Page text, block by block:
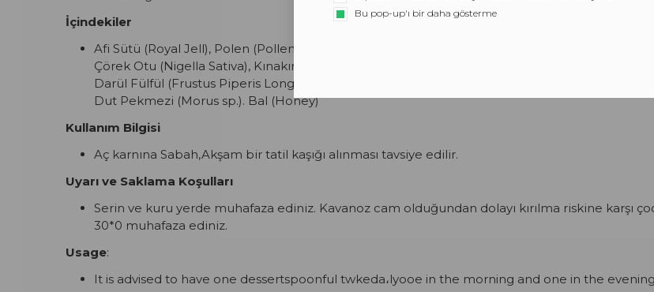
İçindekiler
Afi Sütü (Royal Jell), Polen (Pollen),
Tarçın
Çörek Otu (Nigella Sativa), Kınakına
Turp
Darül Fülfül (Frustus Piperis Longi), 8allı Baba (Lamicim Galeopdolon) Keçiboynuzu
Dut Pekmezi (Morus sp.). Bal (Honey)
Kullanım Bilgisi
Aç karnına Sabah,Akşam bir tatil kaşığı alınması tavsiye edilir.
Uyarı ve Saklama Koşulları
Serin ve kuru yerde muhafaza ediniz. Kavanoz cam olduğundan dolayı kırılma riskine karşı
30*0 muhafaza ediniz.
Usage:
It is advised to have one dessertspoonful twkeda،lyooe in the morning and one in the evening
DAHA FAZLA BILGI EDIN
Bu pop-up'ı bir daha gösterme